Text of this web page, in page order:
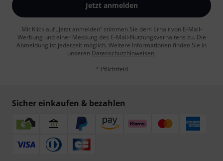
Jetzt anmelden
Mit Klick auf „Jetzt anmelden“ stimmen Sie dem Erhalt von E-Mail-
Werbung und einer Messung des E-Mail-Nutzungsverhaltens zu. Die
Abmeldung ist jederzeit möglich. Weitere Informationen finden Sie in
unseren Datenschutzhinweisen.
* Pflichtfeld
Sicher einkaufen & bezahlen